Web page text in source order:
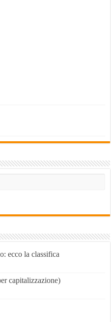
ecco la classifica
capitalizzazione)